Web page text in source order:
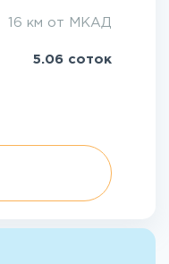
16 км от МКАД
5.06 соток